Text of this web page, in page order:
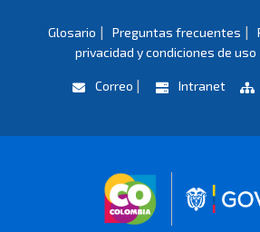
Glosario | Preguntas frecuentes |
privacidad y condiciones de uso
Correo | Intranet
Logo marca